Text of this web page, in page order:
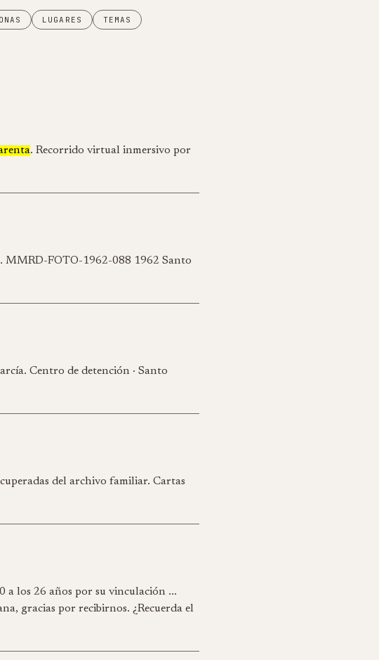
LUGARES
TEMAS
. Recorrido virtual inmersivo por
MMRD-FOTO-1962-088 1962 Santo
Centro de detención · Santo
del archivo familiar. Cartas
a los 26 años por su vinculación ...
gracias por recibirnos. ¿Recuerda el